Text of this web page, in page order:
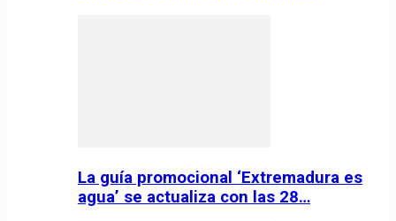
La guía promocional ‘Extremadura es
agua’ se actualiza con las 28…